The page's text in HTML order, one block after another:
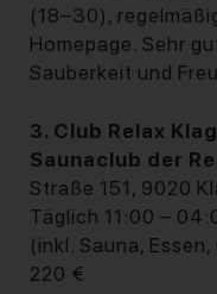
(18–30),
Homepage. Sehr
Sauberkeit und
3. Club Relax
Saunaclub der
Straße 151, 9020
Täglich 11:00 –
(inkl. Sauna,
220 €